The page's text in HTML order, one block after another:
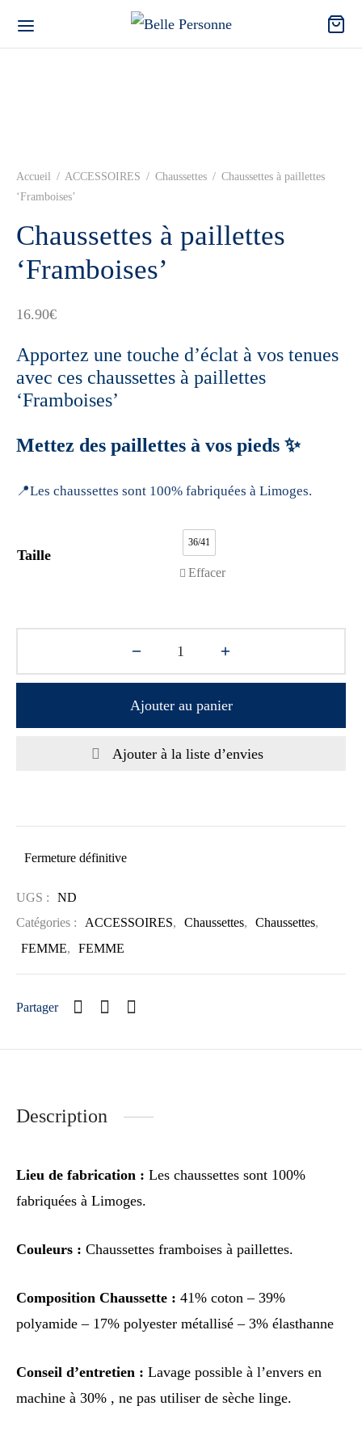
Accueil / ACCESSOIRES / Chaussettes / Chaussettes à paillettes
‘Framboises’
Chaussettes à paillettes
‘Framboises’
16.90€
Apportez une touche d’éclat à vos tenues
avec ces chaussettes à paillettes
‘Framboises’
Mettez des paillettes à vos pieds ✨
📍Les chaussettes sont 100% fabriquées à Limoges.
Taille
36/41
Effacer
Ajouter au panier
Ajouter à la liste d’envies
Fermeture définitive
UGS :
ND
Catégories :
ACCESSOIRES, Chaussettes, Chaussettes,
FEMME, FEMME
Partager
Description
Lieu de fabrication : Les chaussettes sont 100%
fabriquées à Limoges.
Couleurs : Chaussettes framboises à paillettes.
Composition Chaussette : 41% coton – 39%
polyamide – 17% polyester métallisé – 3% élasthanne
Conseil d’entretien : Lavage possible à l’envers en
machine à 30% , ne pas utiliser de sèche linge.